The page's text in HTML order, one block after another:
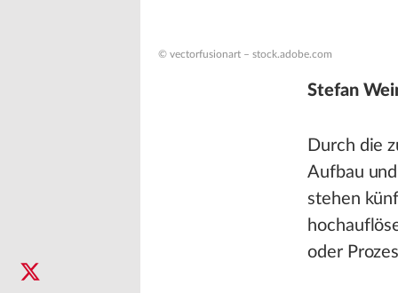
© vectorfusionart – stock.adobe.com
Stefan
Durch die
Aufbau
stehen
oder